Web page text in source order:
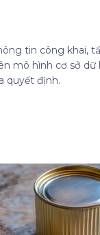
tin công khai,
mô hình cơ sở
quyết định.